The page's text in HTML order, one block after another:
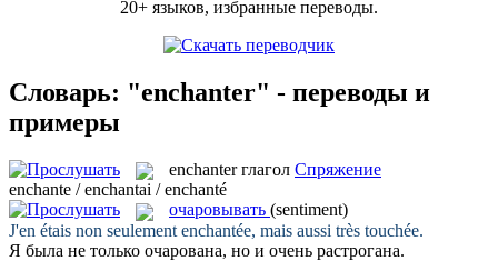
20+ языков, избранные переводы.
Словарь: "enchanter" - переводы и
примеры
enchanter глагол Спряжение
enchante / enchantai / enchanté
очаровывать (sentiment)
J'en étais non seulement enchantée, mais aussi très touchée.
Я была не только очарована, но и очень растрогана.